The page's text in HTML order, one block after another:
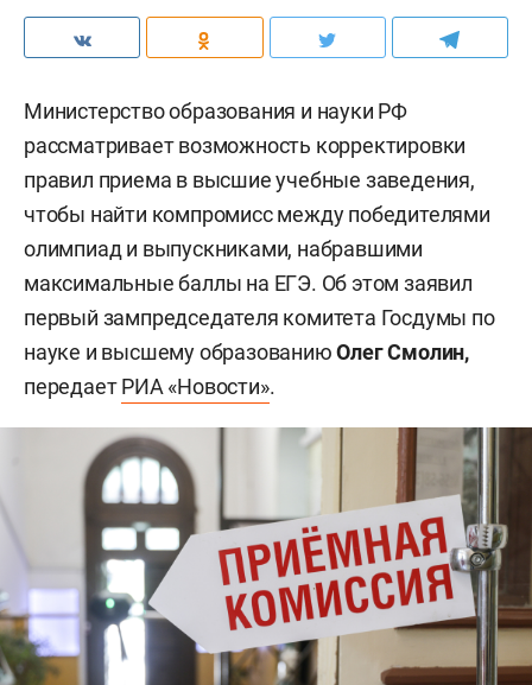
Министерство образования и науки РФ
рассматривает возможность корректировки
правил приема в высшие учебные заведения,
чтобы найти компромисс между победителями
олимпиад и выпускниками, набравшими
максимальные баллы на ЕГЭ. Об этом заявил
первый зампредседателя комитета Госдумы по
науке и высшему образованиюОлег Смолин,
передаетРИА «Новости».